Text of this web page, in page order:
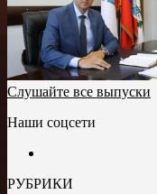
Слушайте все выпуски
Наши соцсети
РУБРИКИ